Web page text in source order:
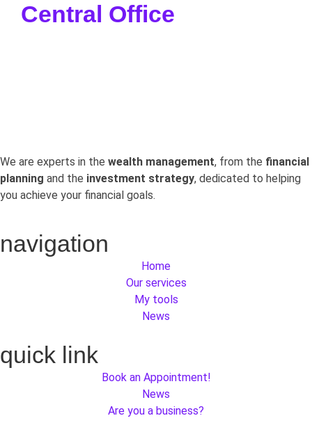
Central Office
We are experts in the wealth management, from the financial
planning and the investment strategy, dedicated to helping
you achieve your financial goals.
navigation
Home
Our services
My tools
News
quick link
Book an Appointment!
News
Are you a business?